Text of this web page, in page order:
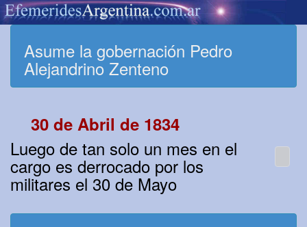
Asume la gobernación Pedro
Alejandrino Zenteno
30 de Abril de 1834
Luego de tan solo un mes en el
cargo es derrocado por los
militares el 30 de Mayo